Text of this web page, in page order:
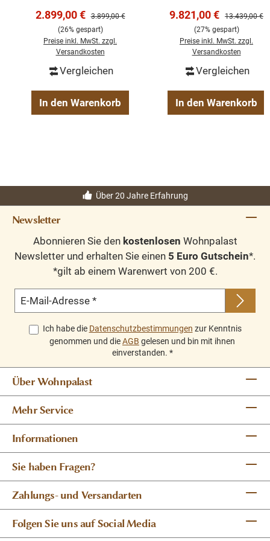
sich die Bücherwand leichter transportieren und am
gewünschten Standort zusammensetzen.
Produktdetails
Maße: ca. Breite 300 cm × Höhe 240 cm × Tiefe 40 cm
Höhe Unterteil:ca. 80 cm
verstellbar
Ausführung:
Diese schwarze Bücherwand ist die ideale Wahl für alle,
die außergewöhnliches Design, viel Stauraum und eine
hochwertige Wohnatmosphäre miteinander verbinden
möchten. Ein eindrucksvolles Möbelstück mit
Bibliothek Oxford
Verkaufspreis:
2.899,00 € Regulärer Preis:
3.899,00 €
(26% gespart)
Preise inkl. MwSt. zzgl.
Versandkosten
Vergleichen
In den Warenkorb
Verstellbare
Einlegeböden,
Bücherwand
Verkaufspreis:
9.821,00 € Regulärer
13.439,00 €
(27% gespart)
Preise inkl. MwSt. zzgl.
Versandkosten
Vergleichen
In den Warenkorb
Über 20 Jahre Erfahrung
Newsletter
Abonnieren Sie den kostenlosen Wohnpalast
Newsletter und erhalten Sie einen 5 Euro Gutschein*.
*gilt ab einem Warenwert von 200 €.
E-Mail-Adresse *
Ich habe die Datenschutzbestimmungen zur Kenntnis
genommen und dieAGB gelesen und bin mit ihnen
einverstanden. *
Über Wohnpalast
Mehr Service
Informationen
Sie haben Fragen?
Zahlungs- und Versandarten
Folgen Sie uns auf Social Media